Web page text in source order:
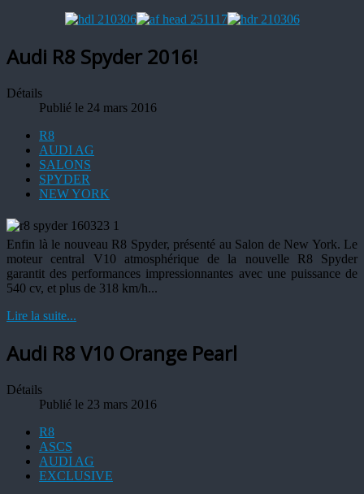
Audi R8 Spyder 2016!
Détails
Publié le 24 mars 2016
R8
AUDI AG
SALONS
SPYDER
NEW YORK
Enfin là le nouveau R8 Spyder, présenté au Salon de New York. Le
moteur central V10 atmosphérique de la nouvelle R8 Spyder
garantit des performances impressionnantes avec une puissance de
540 cv, et plus de 318 km/h...
Lire la suite...
Audi R8 V10 Orange Pearl
Détails
Publié le 23 mars 2016
R8
ASCS
AUDI AG
EXCLUSIVE